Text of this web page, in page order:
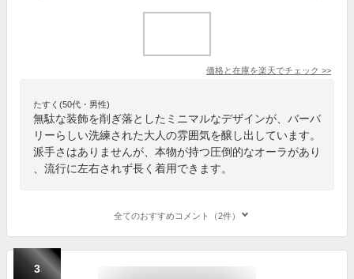
価格と在庫を楽天でチェック >>
たすく(50代・男性)
無駄な装飾を削ぎ落としたミニマルなデザインが、バーバ
リーらしい洗練された大人の雰囲気を醸し出しています。
派手さはありませんが、本物が持つ圧倒的なオーラがあり
、流行に左右されず長く着用できます。
全てのおすすめコメント（2件）
3